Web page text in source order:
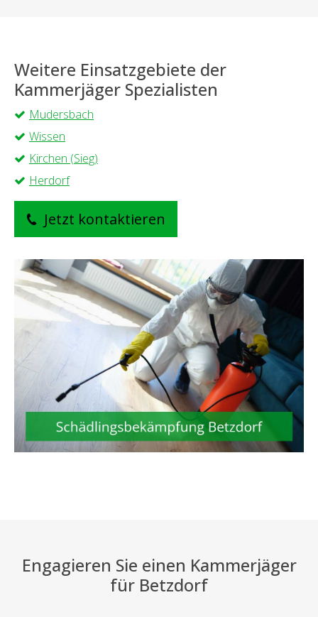
Weitere Einsatzgebiete der
Kammerjäger Spezialisten
Mudersbach
Wissen
Kirchen (Sieg)
Herdorf
Jetzt kontaktieren
Engagieren Sie einen Kammerjäger
für Betzdorf